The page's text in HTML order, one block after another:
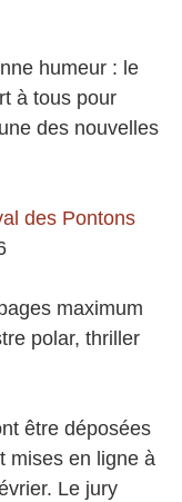
humeur : le
à tous pour
des nouvelles
des Pontons
maximum
polar, thriller
être déposées
mises en ligne à
Le jury